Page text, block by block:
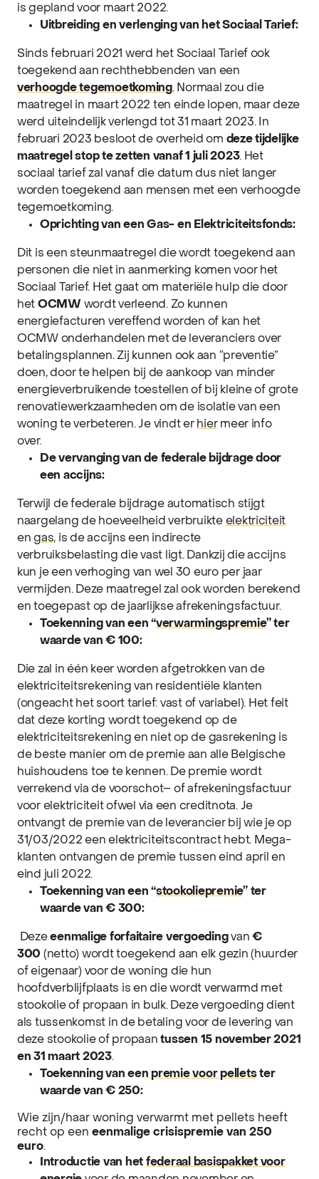
is gepland voor maart 2022.
Uitbreiding en verlenging van het Sociaal Tarief:
Sinds februari 2021 werd het Sociaal Tarief ook
toegekend aan rechthebbenden van een
verhoogde tegemoetkoming.Normaal zou die
maatregel in maart 2022 ten einde lopen, maar deze
werd uiteindelijk verlengd tot 31 maart 2023. In
februari 2023 besloot de overheid om deze tijdelijke
maatregel stop te zetten vanaf 1 juli 2023. Het
sociaal tarief zal vanaf die datum dus niet langer
worden toegekend aan mensen met een verhoogde
tegemoetkoming.
Oprichting van een Gas- en Elektriciteitsfonds:
Dit is een steunmaatregel die wordt toegekend aan
personen die niet in aanmerking komen voor het
Sociaal Tarief. Het gaat om materiële hulp die door
het OCMW wordt verleend. Zo kunnen
energiefacturen vereffend worden of kan het
OCMW onderhandelen met de leveranciers over
betalingsplannen. Zij kunnen ook aan “preventie”
doen, door te helpen bij de aankoop van minder
energieverbruikende toestellen of bij kleine of grote
renovatiewerkzaamheden om de isolatie van een
woning te verbeteren. Je vindt er hiermeer info
over.
De vervanging van de federale bijdrage door
een accijns:
Terwijl de federale bijdrage automatisch stijgt
naargelang de hoeveelheid verbruikte elektriciteit
engas, is de accijns een indirecte
verbruiksbelasting die vast ligt. Dankzij die accijns
kun je een verhoging van wel 30 euro per jaar
vermijden. Deze maatregel zal ook worden berekend
en toegepast op de jaarlijkse afrekeningsfactuur.
Toekenning van een “verwarmingspremie” ter
waarde van € 100:
Die zal in één keer worden afgetrokken van de
elektriciteitsrekening van residentiële klanten
(ongeacht het soort tarief: vast of variabel). Het feit
dat deze korting wordt toegekend op de
elektriciteitsrekening en niet op de gasrekening is
de beste manier om de premie aan alle Belgische
huishoudens toe te kennen. De premie wordt
verrekend viade voorschot– ofafrekeningsfactuur
voor elektriciteit ofwel via een creditnota. Je
ontvangtde premievan de leverancier bij wieje op
31/03/2022een elektriciteitscontract hebt. Mega-
klanten ontvangen de premie tussen eind april en
eind juli 2022.
Toekenning van een “stookoliepremie” ter
waarde van € 300:
Dezeeenmalige forfaitaire vergoedingvan€
300 (netto) wordt toegekend aan elk gezin (huurder
of eigenaar) voor de woning die hun
hoofdverblijfplaats is en die wordt verwarmd met
stookolie of propaan in bulk. Deze vergoeding dient
als tussenkomst in de betaling voor de levering van
deze stookolie of propaantussen 15 november 2021
en 31 maart 2023.
Toekenning van een premie voor pelletster
waarde van € 250:
Wie zijn/haar woning verwarmt met pellets heeft
recht op een eenmalige crisispremie van 250
euro.
Introductie van het federaal basispakket voor